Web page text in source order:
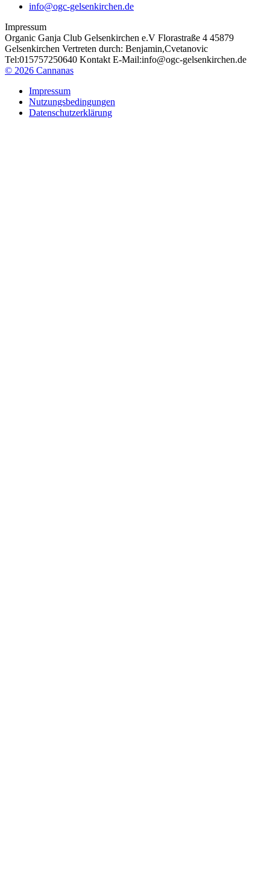
info@ogc-gelsenkirchen.de
Impressum
Organic Ganja Club Gelsenkirchen e.V Florastraße 4 45879
Gelsenkirchen Vertreten durch: Benjamin,Cvetanovic
Tel:015757250640 Kontakt E-Mail:info@ogc-gelsenkirchen.de
© 2026 Cannanas
Impressum
Nutzungsbedingungen
Datenschutzerklärung